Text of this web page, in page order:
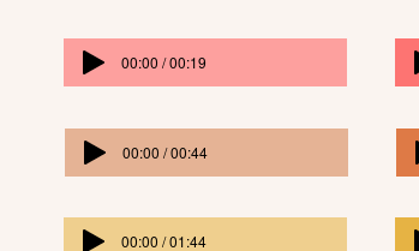
00:00 / 00:19
00:00 / 00:44
00:00 / 01:44